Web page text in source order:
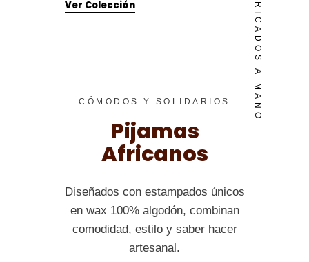
FABRICADOS A MANO
Ver Colección
CÓMODOS Y SOLIDARIOS
Pijamas
Africanos
Diseñados con estampados únicos
en wax 100% algodón, combinan
comodidad, estilo y saber hacer
artesanal.